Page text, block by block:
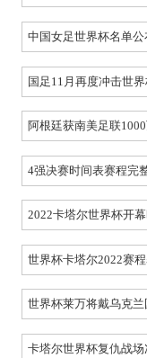
中国女足世界杯名单公
国足11月再度冲击世
阿根廷获南美足联
4强决赛时间表赛程完
2022卡塔尔世界杯开
世界杯卡塔尔2022赛
世界杯莱万将戴乌克
卡塔尔世界杯复仇战场